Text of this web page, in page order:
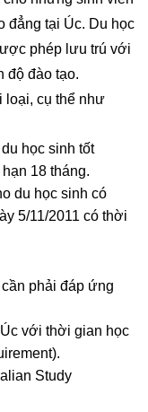
đẳng tại Úc. Du học
phép lưu trú với
độ đào tạo.
loại, cụ thể như
học sinh tốt
18 tháng.
du học sinh có
5/11/2011 có thời
phải đáp ứng
với thời gian học
Study